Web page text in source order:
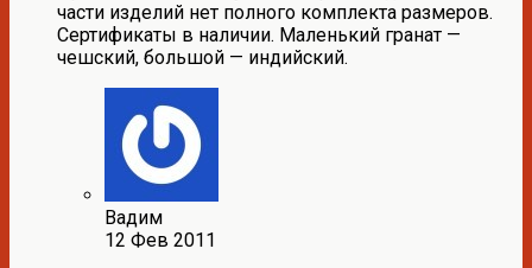
части изделий нет полного комплекта размеров.
Сертификаты в наличии. Маленький гранат —
чешский, большой — индийский.
Вадим
12 Фев 2011